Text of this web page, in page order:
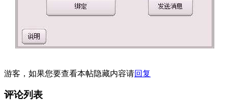
游客，如果您要查看本帖隐藏内容请回复
评论列表